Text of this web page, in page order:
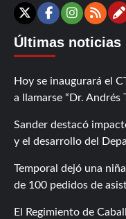
X Facebook
RSS
Últimas noticias
Hoy se inaugurará el
a llamarse “Dr. Andrés
Sander destacó
y el desarrollo del
Temporal dejó una
de 100 pedidos de
El Regimiento de